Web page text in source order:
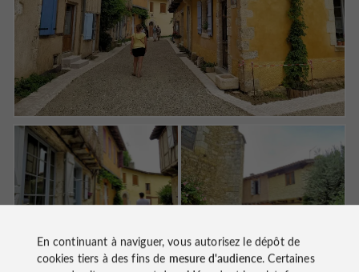
Déambulation dans les ruelles colorées de la cité
En continuant à naviguer, vous autorisez le dépôt de
cookies tiers à des fins de mesure d'audience. Certaines